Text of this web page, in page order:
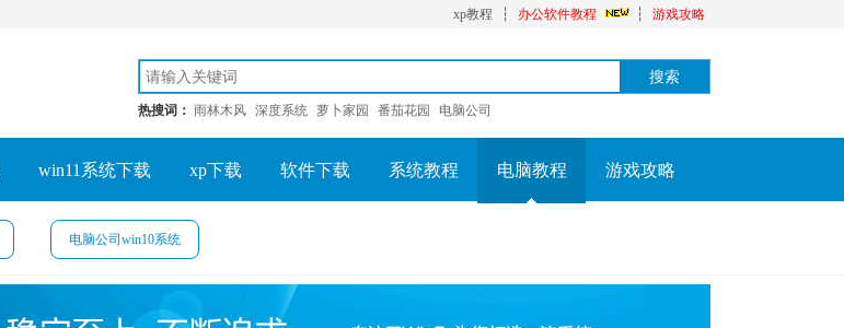
xp教程 ┆ 办公软件教程 ┆ 游戏攻略
热搜词： 雨林木风 深度系统 萝卜家园 番茄花园 电脑公司
win11系统下载 xp下载 软件下载 系统教程 电脑教程 游戏攻略
电脑公司win10系统